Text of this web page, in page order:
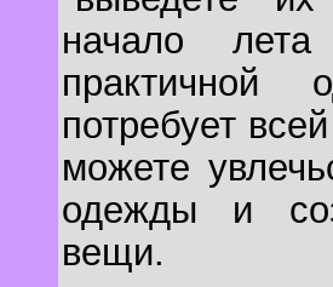
начало
потребует
можете
одежды и
вещи.